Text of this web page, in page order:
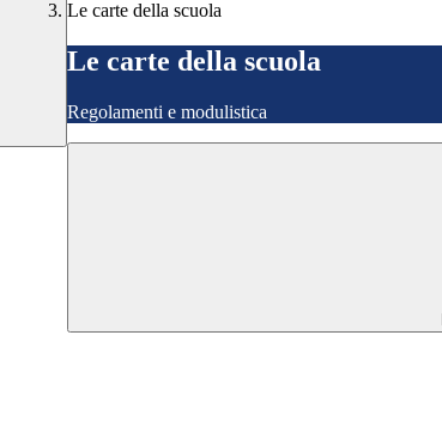
Le carte della scuola
Le carte della scuola
Regolamenti e modulistica